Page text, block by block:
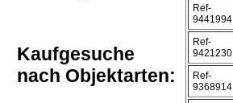
Kaufgesuche
nach Objektarten:
Ref-
9441994
Ref-
9421230
Ref-
9368914